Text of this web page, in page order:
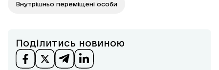
Внутрішньо переміщені особи
Поділитись новиною